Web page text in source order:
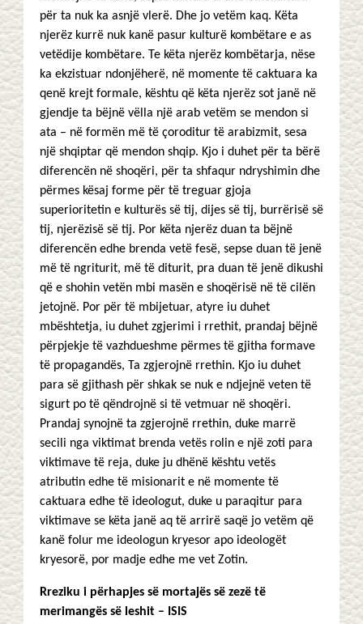
për ta nuk ka asnjë vlerë. Dhe jo vetëm kaq. Këta
njerëz kurrë nuk kanë pasur kulturë kombëtare e as
vetëdije kombëtare. Te këta njerëz kombëtarja, nëse
ka ekzistuar ndonjëherë, në momente të caktuara ka
qenë krejt formale, kështu që këta njerëz sot janë në
gjendje ta bëjnë vëlla një arab vetëm se mendon si
ata – në formën më të çoroditur të arabizmit, sesa
një shqiptar që mendon shqip. Kjo i duhet për ta bërë
diferencën në shoqëri, për ta shfaqur ndryshimin dhe
përmes kësaj forme për të treguar gjoja
superioritetin e kulturës së tij, dijes së tij, burrërisë së
tij, njerëzisë së tij. Por këta njerëz duan ta bëjnë
diferencën edhe brenda vetë fesë, sepse duan të jenë
më të ngriturit, më të diturit, pra duan të jenë dikushi
që e shohin vetën mbi masën e shoqërisë në të cilën
jetojnë. Por për të mbijetuar, atyre iu duhet
mbështetja, iu duhet zgjerimi i rrethit, prandaj bëjnë
përpjekje të vazhdueshme përmes të gjitha formave
të propagandës, Ta zgjerojnë rrethin. Kjo iu duhet
para së gjithash për shkak se nuk e ndjejnë veten të
sigurt po të qëndrojnë si të vetmuar në shoqëri.
Prandaj synojnë ta zgjerojnë rrethin, duke marrë
secili nga viktimat brenda vetës rolin e një zoti para
viktimave të reja, duke ju dhënë kështu vetës
atributin edhe të misionarit e në momente të
caktuara edhe të ideologut, duke u paraqitur para
viktimave se këta janë aq të arrirë saqë jo vetëm që
kanë folur me ideologun kryesor apo ideologët
kryesorë, por madje edhe me vet Zotin.
Rreziku i përhapjes së mortajës së zezë të
merimangës së leshit – ISIS